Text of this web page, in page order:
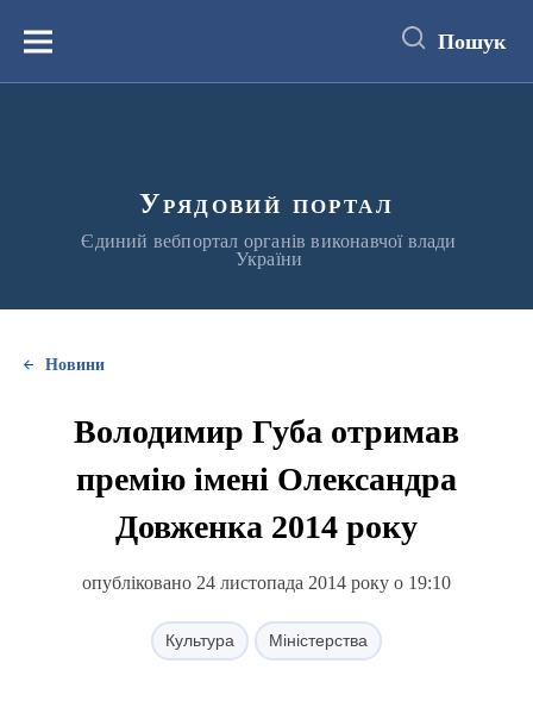
вмістуМеню Пошук
Урядовий портал
Єдиний вебпортал органів виконавчої влади
України
Новини
Володимир Губа отримав
премію імені Олександра
Довженка 2014 року
опубліковано 24 листопада 2014 року о 19:10
Культура Міністерства